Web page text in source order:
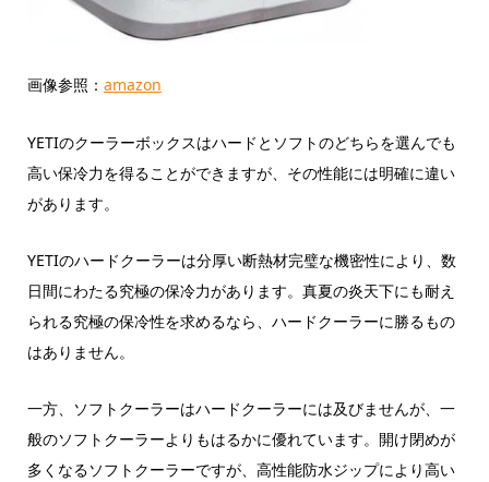
画像参照： amazon
YETIのクーラーボックスはハードとソフトのどちらを選んでも
高い保冷力を得ることができますが、その性能には明確に違い
があります。
YETIのハードクーラーは分厚い断熱材完璧な機密性により、数
日間にわたる究極の保冷力があります。真夏の炎天下にも耐え
られる究極の保冷性を求めるなら、ハードクーラーに勝るもの
はありません。
一方、ソフトクーラーはハードクーラーには及びませんが、一
般のソフトクーラーよりもはるかに優れています。開け閉めが
多くなるソフトクーラーですが、高性能防水ジップにより高い